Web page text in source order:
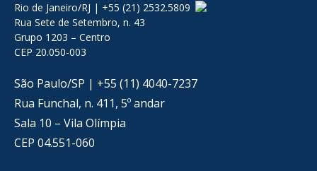
Rio de Janeiro/RJ | +55 (21) 2532.5809
Rua Sete de Setembro, n. 43
Grupo 1203 – Centro
CEP 20.050-003
São Paulo/SP | +55 (11) 4040-7237
Rua Funchal, n. 411, 5º andar
Sala 10 – Vila Olímpia
CEP 04.551-060